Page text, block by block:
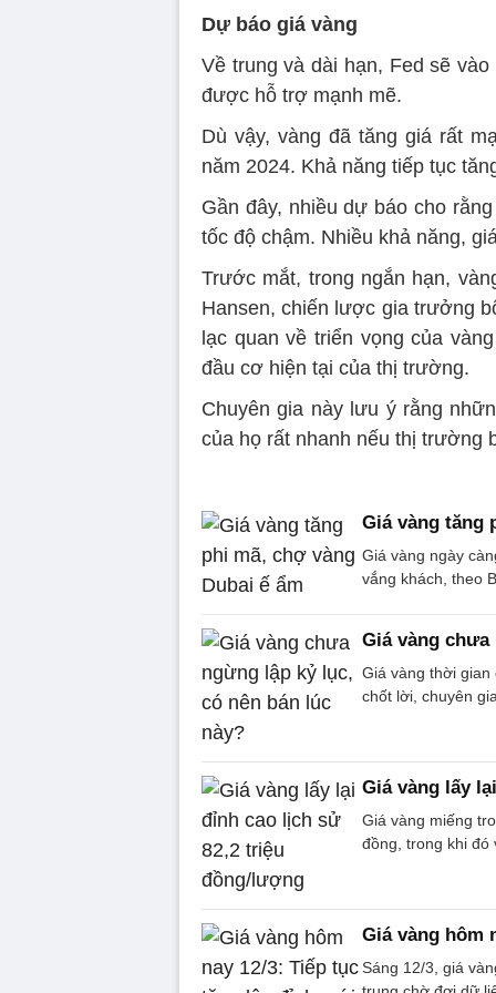
Dự báo giá vàng
Về trung và dài hạn, Fed sẽ
được hỗ trợ mạnh mẽ.
Dù vậy, vàng đã tăng giá rất
năm 2024. Khả năng tiếp tục
Gần đây, nhiều dự báo cho
tốc độ chậm. Nhiều khả năng,
Trước mắt, trong ngắn hạn,
Hansen, chiến lược gia trưởng
lạc quan về triển vọng của
đầu cơ hiện tại của thị trường.
Chuyên gia này lưu ý rằng
của họ rất nhanh nếu thị trường
Giá vàng tăng
Giá vàng ngày
vắng khách, theo
Giá vàng
Giá vàng thời
chốt lời, chuyên
Giá vàng lấy
Giá vàng miếng
đồng, trong khi đó
Giá vàng hôm
Sáng 12/3, giá